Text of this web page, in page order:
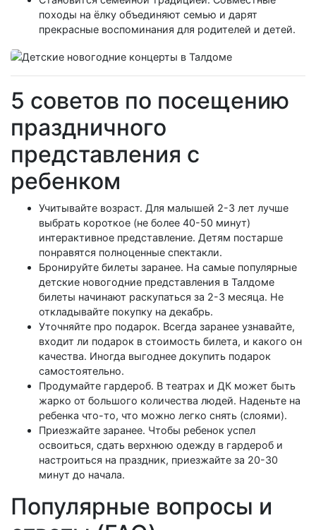
походы на ёлку объединяют семью и дарят
прекрасные воспоминания для родителей и детей.
5 советов по посещению
праздничного
представления с
ребенком
Учитывайте возраст. Для малышей 2-3 лет лучше
выбрать короткое (не более 40-50 минут)
интерактивное представление. Детям постарше
понравятся полноценные спектакли.
Бронируйте билеты заранее. На самые популярные
детские новогодние представления в Талдоме
билеты начинают раскупаться за 2-3 месяца. Не
откладывайте покупку на декабрь.
Уточняйте про подарок. Всегда заранее узнавайте,
входит ли подарок в стоимость билета, и какого он
качества. Иногда выгоднее докупить подарок
самостоятельно.
Продумайте гардероб. В театрах и ДК может быть
жарко от большого количества людей. Наденьте на
ребенка что-то, что можно легко снять (слоями).
Приезжайте заранее. Чтобы ребенок успел
освоиться, сдать верхнюю одежду в гардероб и
настроиться на праздник, приезжайте за 20-30
минут до начала.
Популярные вопросы и